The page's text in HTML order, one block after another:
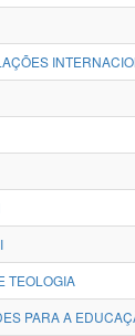
TEOLOGIA
PARA A